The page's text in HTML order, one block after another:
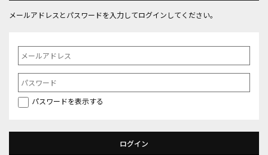
メールアドレスとパスワードを入力してログインしてください。
パスワードを表示する